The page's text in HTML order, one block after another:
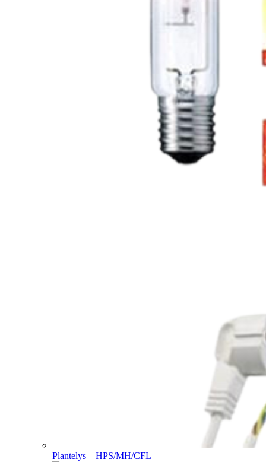
Plantelys – HPS/MH/CFL